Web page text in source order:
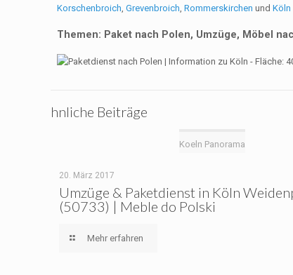
Korschenbroich,Grevenbroich,Rommerskirchen undKöln
Themen: Paket nach Polen, Umzüge, Möbel
hnliche Beiträge
Koeln Panorama
20. März 2017
Umzüge & Paketdienst in Köln
(50733) | Meble do Polski
Mehr erfahren